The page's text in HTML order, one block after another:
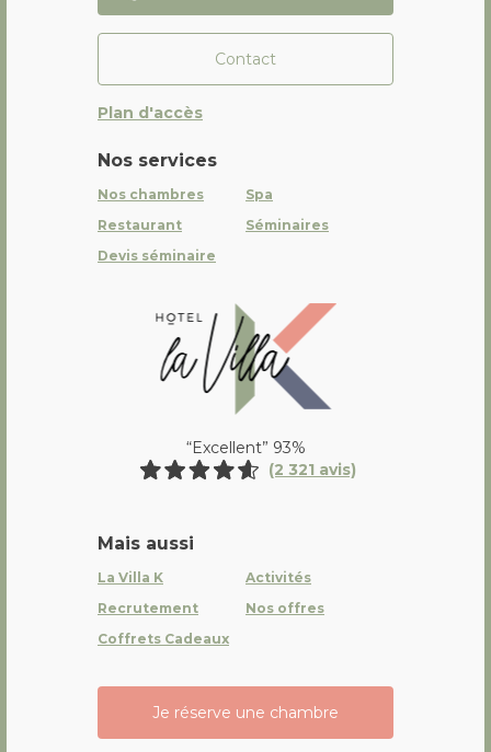
Contact
Plan d'accès
Nos services
Nos chambres
Spa
Restaurant
Séminaires
Devis séminaire
La Villa K Hôtel Spa Restaurant
“Excellent” 93%
(2 321 avis)
Mais aussi
La Villa K
Activités
Recrutement
Nos offres
Coffrets Cadeaux
Je réserve une chambre